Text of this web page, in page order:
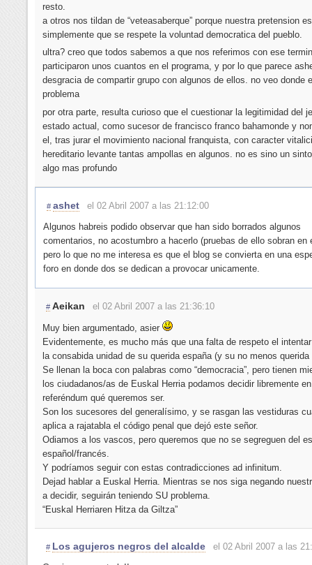
resto.
a otros nos tildan de “veteasaberque” porque nuestra pretension es
simplemente que se respete la voluntad democratica del pueblo.
ultra? creo que todos sabemos a que nos referimos con ese
participaron unos cuantos en el programa, y por lo que parece
desgracia de compartir grupo con algunos de ellos. no veo donde
problema
por otra parte, resulta curioso que el cuestionar la legitimidad del
estado actual, como sucesor de francisco franco bahamonde y
el, tras jurar el movimiento nacional franquista, con caracter
hereditario levante tantas ampollas en algunos. no es sino un
algo mas profundo
# ashet
el 02 Abril 2007 a las 21:12:00
Algunos habreis podido observar que han sido borrados algunos
comentarios, no acostumbro a hacerlo (pruebas de ello sobran en
pero lo que no me interesa es que el blog se convierta en una
foro en donde dos se dedican a provocar unicamente.
# Aeikan el 02 Abril 2007 a las 21:36:10
Muy bien argumentado, asier
Evidentemente, es mucho más que una falta de respeto el
la consabida unidad de su querida españa (y su no menos querida
Se llenan la boca con palabras como “democracia”, pero tienen
los ciudadanos/as de Euskal Herria podamos decidir libremente
referéndum qué queremos ser.
Son los sucesores del generalísimo, y se rasgan las vestiduras
aplica a rajatabla el código penal que dejó este señor.
Odiamos a los vascos, pero queremos que no se segreguen del
español/francés.
Y podríamos seguir con estas contradicciones ad infinitum.
Dejad hablar a Euskal Herria. Mientras se nos siga negando
a decidir, seguirán teniendo SU problema.
“Euskal Herriaren Hitza da Giltza”
# Los agujeros negros del alcalde
el 02 Abril 2007 a las